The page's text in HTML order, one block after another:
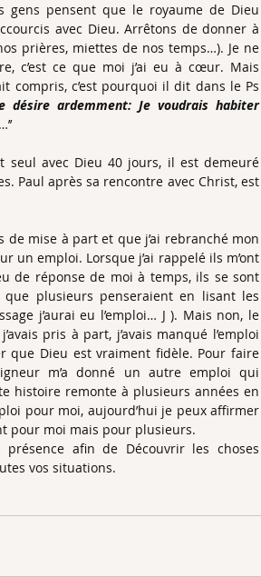
gens pensent que le royaume de Dieu
avec Dieu. Arrêtons de donner à
prières, miettes de nos temps…). Je ne
c’est ce que moi j’ai eu à cœur. Mais
compris, c’est pourquoi il dit dans le Ps
désire ardemment: Je voudrais habiter
seul avec Dieu 40 jours, il est demeuré
Paul après sa rencontre avec Christ, est
mise à part et que j’ai rebranché mon
un emploi. Lorsque j’ai rappelé ils m’ont
de réponse de moi à temps, ils se sont
que plusieurs penseraient en lisant les
j’aurai eu l’emploi… J ). Mais non, le
pris à part, j’avais manqué l’emploi
que Dieu est vraiment fidèle. Pour faire
m’a donné un autre emploi qui
histoire remonte à plusieurs années en
pour moi, aujourd’hui je peux affirmer
pour moi mais pour plusieurs.
afin de Découvrir les choses
vos situations.